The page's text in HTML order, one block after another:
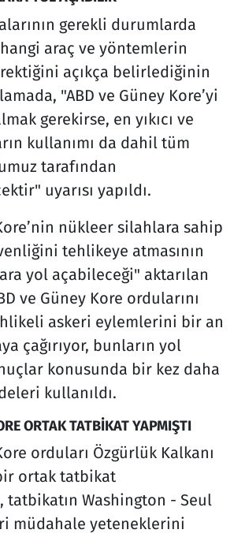
gerekli durumlarda
araç ve yöntemlerin
açıkça belirlediğinin
"ABD ve Güney Kore’yi
gerekirse, en yıkıcı ve
kullanımı da dahil tüm
tarafından
uyarısı yapıldı.
nükleer silahlara sahip
tehlikeye atmasının
yol açabileceği" aktarılan
ve Güney Kore ordularını
askeri eylemlerini bir an
çağırıyor, bunların yol
konusunda bir kez daha
kullanıldı.
ORTAK TATBİKAT YAPMIŞTI
orduları Özgürlük Kalkanı
ortak tatbikat
tatbikatın Washington - Seul
müdahale yeteneklerini